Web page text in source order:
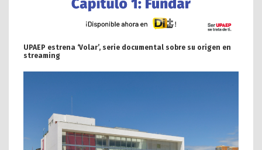
UPAEP estrena ‘Volar’, serie documental sobre su origen en
streaming